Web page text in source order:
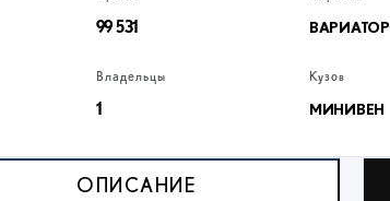
99 531 ВАРИАТОР
Владельцы
1
Кузов
МИНИВЕН
ОПИСАНИЕ